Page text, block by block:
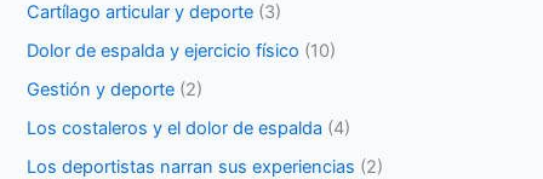
Cartílago articular y deporte (3)
Dolor de espalda y ejercicio físico (10)
Gestión y deporte (2)
Los costaleros y el dolor de espalda (4)
Los deportistas narran sus experiencias (2)